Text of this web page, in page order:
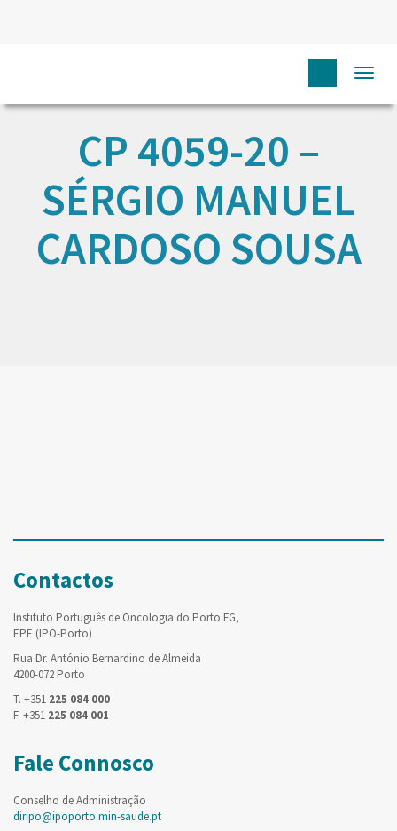
CP 4059-20 –
SÉRGIO MANUEL
CARDOSO SOUSA
Contactos
Instituto Português de Oncologia do Porto FG,
EPE (IPO-Porto)
Rua Dr. António Bernardino de Almeida
4200-072 Porto
T. +351 225 084 000
F. +351 225 084 001
Fale Connosco
Conselho de Administração
diripo@ipoporto.min-saude.pt